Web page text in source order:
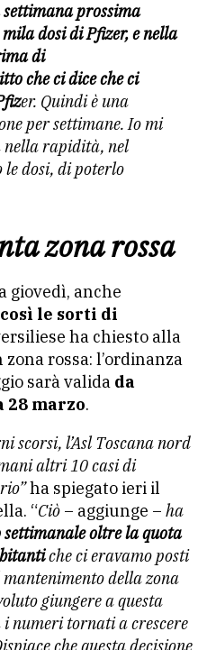
prossima
mila dosi di Pfizer, e nella
di
che ci dice che ci
er. Quindi è una
per settimane. Io mi
rapidità, nel
dosi, di poterlo
zona rossa
giovedì, anche
le sorti di
ha chiesto alla
rossa: l’ordinanza
sarà valida da
28 marzo.
scorsi, l’Asl Toscana nord
altri 10 casi di
ha spiegato ieri il
“Ciò – aggiunge – ha
settimanale oltre laquota
che ci eravamo posti
della zona
giungere a questa
i numeri tornati a crescere